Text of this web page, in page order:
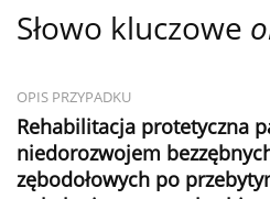
Słowo kluczowe
OPIS PRZYPADKU
Rehabilitacja protetyczna
niedorozwojem
zębodołowych po